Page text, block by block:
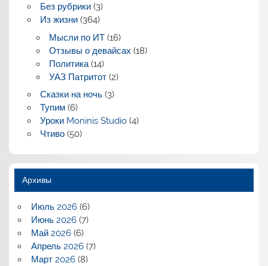
Без рубрики(3)
Из жизни(364)
Мысли по ИТ(16)
Отзывы о девайсах (18)
Политика(14)
УАЗ Патритот(2)
Сказки на ночь(3)
Тупим(6)
Уроки Moninis Studio(4)
Чтиво(50)
Архивы
Июль 2026(6)
Июнь 2026(7)
Май 2026(6)
Апрель 2026(7)
Март 2026(8)